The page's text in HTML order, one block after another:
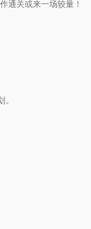
通关或来一场较量！